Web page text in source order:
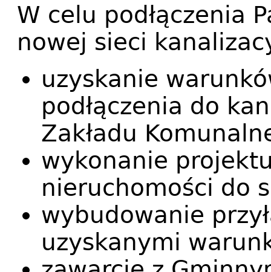
W celu podłączenia
nowej sieci
uzyskanie
podłączenia do
Zakładu
wykonanie
nieruchomości do
wybudowanie
uzyskanymi